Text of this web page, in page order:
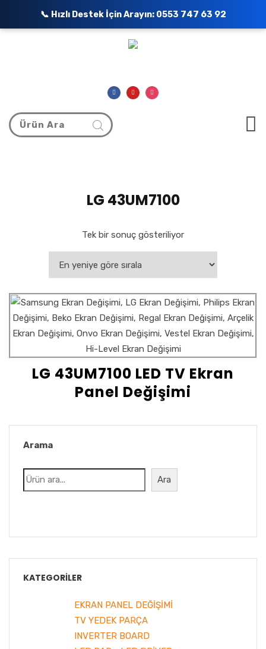
LG 43UM7100
Tek bir sonuç gösteriliyor
LG 43UM7100 LED TV Ekran
Panel Değişimi
Arama
Ara
KATEGORILER
EKRAN PANEL DEĞİŞİMİ
TV YEDEK PARÇA
INVERTER BOARD
📞 Hızlı Destek İçin Arayın: 0553 747 63 92